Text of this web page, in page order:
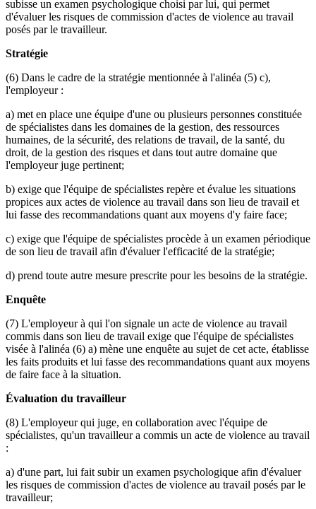
subisse un examen psychologique choisi par lui, qui permet
d'évaluer les risques de commission d'actes de violence au travail
posés par le travailleur.
Stratégie
(6) Dans le cadre de la stratégie mentionnée à l'alinéa (5) c),
l'employeur :
a) met en place une équipe d'une ou plusieurs personnes constituée
de spécialistes dans les domaines de la gestion, des ressources
humaines, de la sécurité, des relations de travail, de la santé, du
droit, de la gestion des risques et dans tout autre domaine que
l'employeur juge pertinent;
b) exige que l'équipe de spécialistes repère et évalue les situations
propices aux actes de violence au travail dans son lieu de travail et
lui fasse des recommandations quant aux moyens d'y faire face;
c) exige que l'équipe de spécialistes procède à un examen périodique
de son lieu de travail afin d'évaluer l'efficacité de la stratégie;
d) prend toute autre mesure prescrite pour les besoins de la stratégie.
Enquête
(7) L'employeur à qui l'on signale un acte de violence au travail
commis dans son lieu de travail exige que l'équipe de spécialistes
visée à l'alinéa (6) a) mène une enquête au sujet de cet acte, établisse
les faits produits et lui fasse des recommandations quant aux moyens
de faire face à la situation.
Évaluation du travailleur
(8) L'employeur qui juge, en collaboration avec l'équipe de
spécialistes, qu'un travailleur a commis un acte de violence au travail
:
a) d'une part, lui fait subir un examen psychologique afin d'évaluer
les risques de commission d'actes de violence au travail posés par le
travailleur;